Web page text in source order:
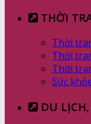
THỜI
Thời
Thời
Thời
Sức
DU